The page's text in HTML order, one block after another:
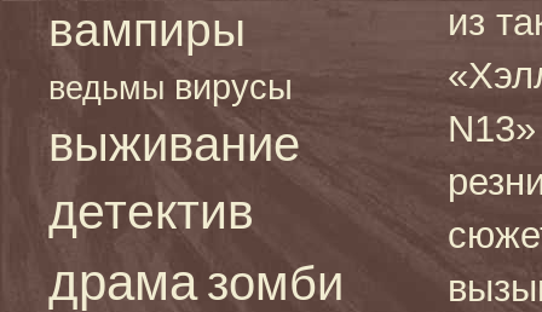
вампиры
ведьмы вирусы
выживание
детектив
драма зомби
из